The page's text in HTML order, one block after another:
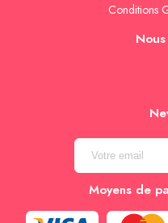
Conditions
Moyens de